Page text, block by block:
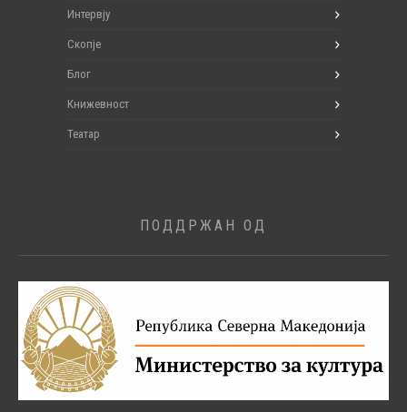
Интервју
Скопје
Блог
Книжевност
Театар
ПОДДРЖАН ОД